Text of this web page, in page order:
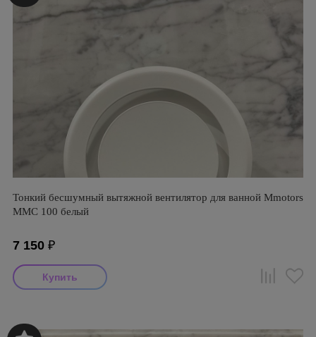
Тонкий бесшумный вытяжной вентилятор для ванной Mmotors
ММC 100 белый
7 150 ₽